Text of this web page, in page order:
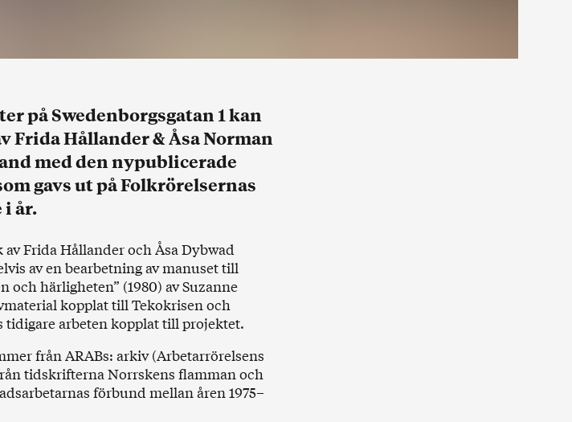
på Swedenborgsgatan 1 kan
Frida Hållander & Åsa Norman
med den nypublicerade
gavs ut på Folkrörelsernas
år.
Frida Hållander och Åsa Dybwad
av en bearbetning av manuset till
och härligheten” (1980) av Suzanne
kopplat till Tekokrisen och
arbeten kopplat till projektet.
från ARABs: arkiv (Arbetarrörelsens
tidskrifterna Norrskens flamman och
förbund mellan åren 1975–